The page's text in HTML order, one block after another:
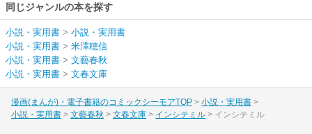
同じジャンルの本を探す
小説・実用書 > 小説・実用書
小説・実用書 > 米澤穂信
小説・実用書 > 文藝春秋
小説・実用書 > 文春文庫
漫画(まんが)・電子書籍のコミックシーモアTOP
小説・実用書
小説・実用書
文藝春秋 文春文庫 インシテミル インシテミル